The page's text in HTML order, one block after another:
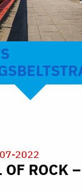
07-2022
OF ROCK